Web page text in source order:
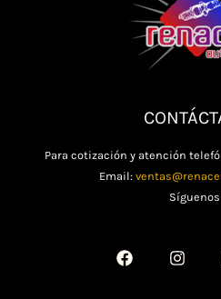
Para cotización y atención
Email: